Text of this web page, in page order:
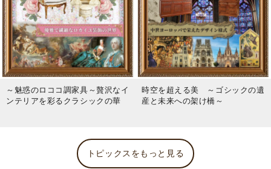
～魅惑のロココ調家具～贅沢なイ
ンテリアを彩るクラシックの華
時空を超える美 ～ゴシックの遺
産と未来への架け橋～
トピックスをもっと見る